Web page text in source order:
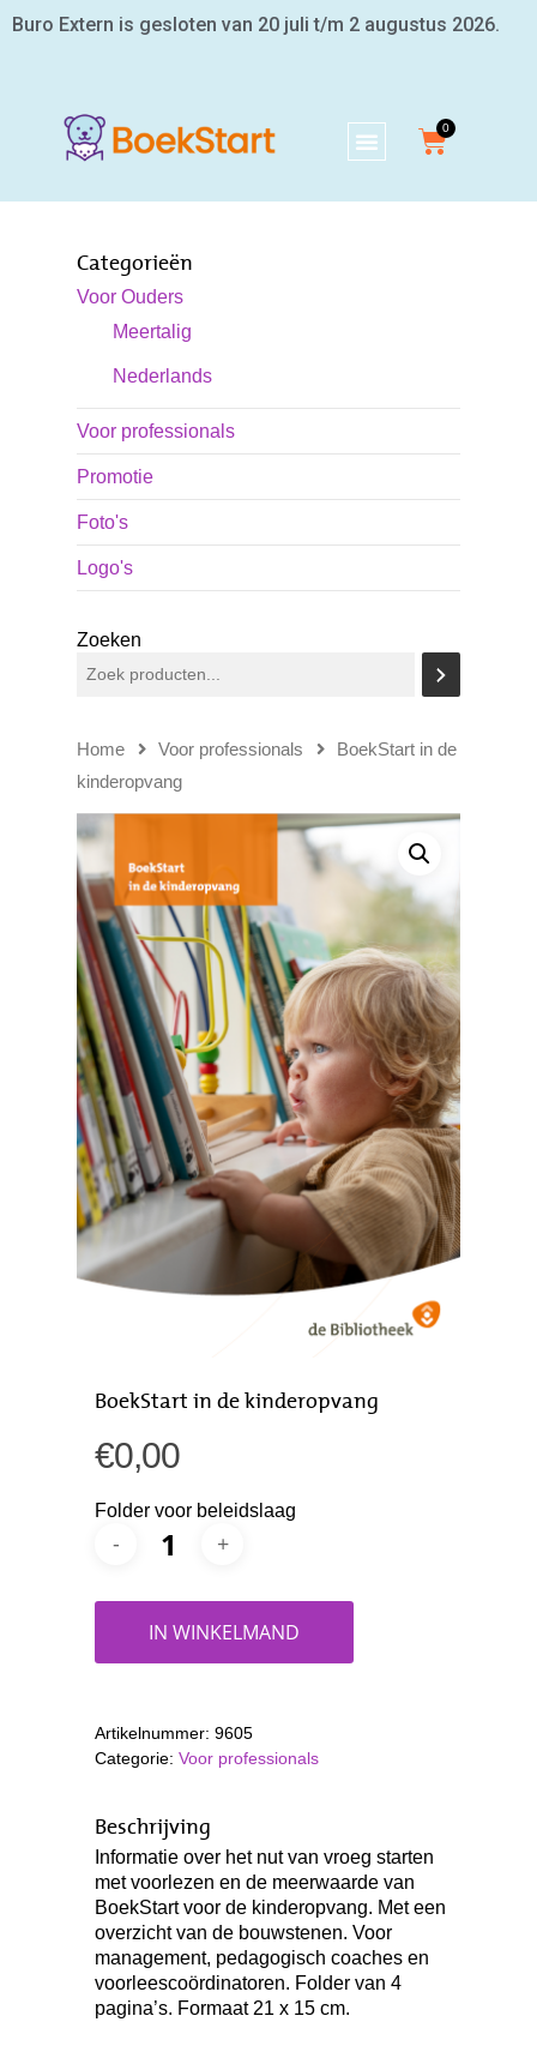
Buro Extern is gesloten van 20 juli t/m 2 augustus 2026.
Categorieën
Voor Ouders
Meertalig
Nederlands
Voor professionals
Promotie
Foto's
Logo's
Zoeken
Home Voor professionals
BoekStart in de
kinderopvang
BoekStart in de kinderopvang
€0,00
Folder voor beleidslaag
IN WINKELMAND
Artikelnummer: 9605
Categorie: Voor professionals
Beschrijving
Informatie over het nut van vroeg starten
met voorlezen en de meerwaarde van
BoekStart voor de kinderopvang. Met een
overzicht van de bouwstenen. Voor
management, pedagogisch coaches en
voorleescoördinatoren. Folder van 4
pagina’s. Formaat 21 x 15 cm.